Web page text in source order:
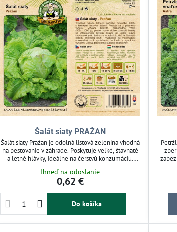
Šalát siaty PRAŽAN
Šalát siaty Pražan je odolná listová zelenina vhodná
na pestovanie v záhrade. Poskytuje veľké, šťavnaté
a letné hlávky, ideálne na čerstvú konzumáciu.
záhradkárov hľadajúcich spoľahlivý zdroj vitamínov
a vlákniny. Pestujte si zdravú zeleninu priamo
Ihneď na odoslanie
0,62 €
Do košíka
k